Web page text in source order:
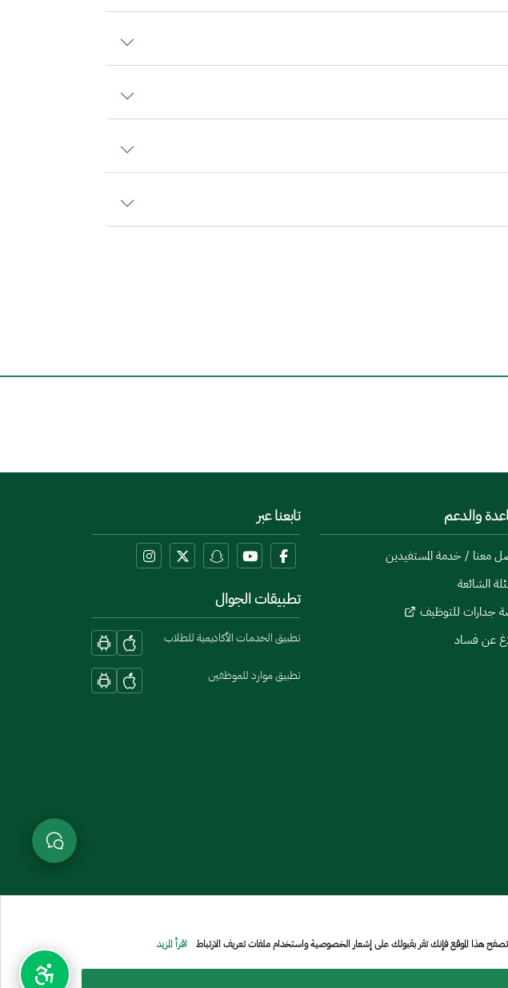
والدعم
معنا / خدمة المستفيدين
الشائعة
جدارات للتوظيف
عن فساد
تابعنا عبر
تطبيقات الجوال
تطبيق الخدمات الأكاديمية للطلاب
تطبيق موارد للموظفين
هذا الموقع فإنك تقر بقبولك على إشعار الخصوصية واستخدام ملفات تعريف الارتباط اقرأ المزيد